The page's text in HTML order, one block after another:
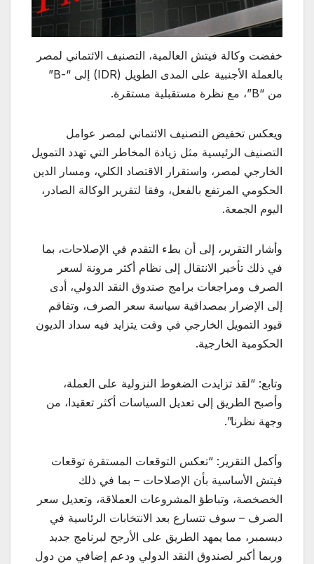
خفضت وكالة فيتش العالمية، التصنيف الائتماني لمصر
بالعملة الأجنبية على المدى الطويل (IDR) إلى “-B”
من “B”، مع نظرة مستقبلية مستقرة.
ويعكس تخفيض التصنيف الائتماني لمصر عوامل
التصنيف الرئيسية مثل زيادة المخاطر التي تهدد التمويل
الخارجي لمصر، واستقرار الاقتصاد الكلي، ومسار الدين
الحكومي المرتفع بالفعل، وفقا لتقرير الوكالة الصادر،
اليوم الجمعة.
وأشار التقرير، إلى أن بطء التقدم في الإصلاحات، بما
في ذلك تأخير الانتقال إلى نظام أكثر مرونة لسعر
الصرف ومراجعات برامج صندوق النقد الدولي، أدى
إلى الإضرار بمصداقية سياسة سعر الصرف، وتفاقم
قيود التمويل الخارجي في وقت يتزايد فيه سداد الديون
الحكومية الخارجية.
وتابع: “لقد تزايدت الضغوط النزولية على العملة،
وأصبح الطريق إلى تعديل السياسات أكثر تعقيدا، من
وجهة نظرنا”.
وأكمل التقرير: “تعكس التوقعات المستقرة توقعات
فيتش الأساسية بأن الإصلاحات – بما في ذلك
الخصخصة، وتباطؤ المشروعات العملاقة، وتعديل سعر
الصرف – سوف تتسارع بعد الانتخابات الرئاسية في
ديسمبر، مما يمهد الطريق على الأرجح لبرنامج جديد
وربما أكبر لصندوق النقد الدولي ودعم إضافي من دول